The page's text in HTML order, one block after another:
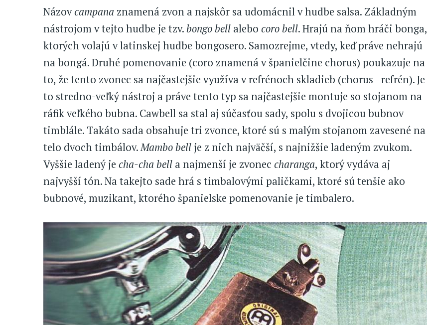
Názovcampana znamená zvon a najskôr sa udomácnil v hudbe salsa. Základným
nástrojom v tejto hudbe je tzv.bongo bell alebo coro bell. Hrajú na ňom hráči bonga,
ktorých volajú v latinskej hudbe bongosero. Samozrejme, vtedy, keď práve nehrajú
na bongá. Druhé pomenovanie (coro znamená v španielčine chorus) poukazuje na
to, že tento zvonec sa najčastejšie využíva v refrénoch skladieb (chorus - refrén). Je
to stredno-veľký nástroj a práve tento typ sa najčastejšie montuje so stojanom na
ráfik veľkého bubna. Cawbell sa stal aj súčasťou sady, spolu s dvojicou bubnov
timblále. Takáto sada obsahuje tri zvonce, ktoré sú s malým stojanom zavesené na
telo dvoch timbálov.Mambo bell je z nich najväčší, s najnižšie ladeným zvukom.
Vyššie ladený je cha-cha bell a najmenší je zvonec charanga, ktorý vydáva aj
najvyšší tón. Na takejto sade hrá s timbalovými paličkami, ktoré sú tenšie ako
bubnové, muzikant, ktorého španielske pomenovanie je timbalero.